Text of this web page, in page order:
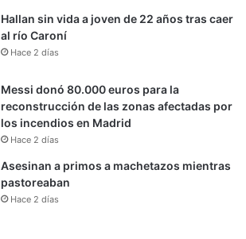
Hallan sin vida a joven de 22 años tras caer
al río Caroní
Hace 2 días
Messi donó 80.000 euros para la
reconstrucción de las zonas afectadas por
los incendios en Madrid
Hace 2 días
Asesinan a primos a machetazos mientras
pastoreaban
Hace 2 días